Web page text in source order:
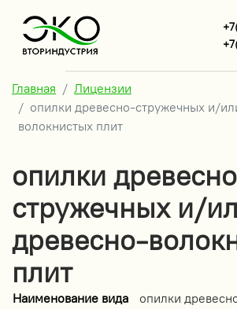
Главная
Лицензии
опилки древесно-стружечных и/
волокнистых плит
опилки
стружечных и/
древесно-
плит
Наименование вида
опилки